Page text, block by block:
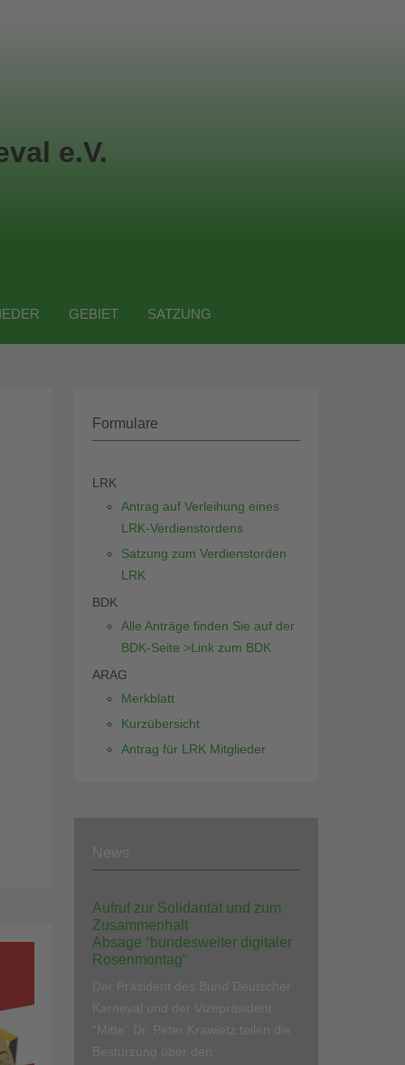
e.V.
GEBIET SATZUNG
Formulare
LRK
Antrag auf Verleihung eines
LRK-Verdienstordens
Satzung zum Verdienstorden
LRK
BDK
Alle Anträge finden Sie auf der
BDK-Seite >Link zum BDK
ARAG
Merkblatt
Kurzübersicht
Antrag für LRK Mitglieder
Aufruf zur Solidarität und zum
Zusammenhalt
Absage “bundesweiter digitaler
Rosenmontag“